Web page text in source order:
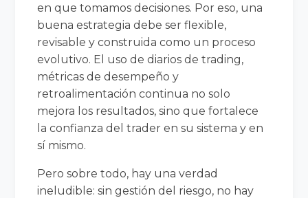
en que tomamos decisiones. Por eso, una
buena estrategia debe ser flexible,
revisable y construida como un proceso
evolutivo. El uso de diarios de trading,
métricas de desempeño y
retroalimentación continua no solo
mejora los resultados, sino que fortalece
la confianza del trader en su sistema y en
sí mismo.
Pero sobre todo, hay una verdad
ineludible: sin gestión del riesgo, no hay